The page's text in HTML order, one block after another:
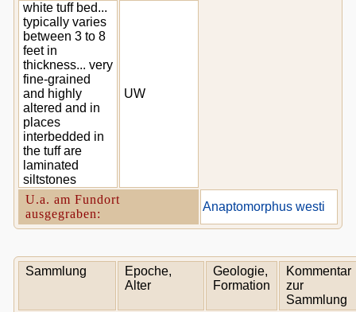
white tuff bed...
typically varies
between 3 to 8
feet in
thickness... very
fine-grained
and highly
altered and in
places
interbedded in
the tuff are
laminated
siltstones
UW
U.a. am Fundort
ausgegraben:
Anaptomorphus westi
Sammlung
Epoche,
Alter
Geologie,
Formation
Kommentar
zur
Sammlung